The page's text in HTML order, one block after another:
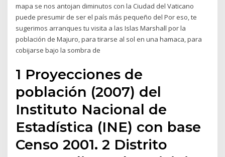
mapa se nos antojan diminutos con la Ciudad del Vaticano
puede presumir de ser el país más pequeño del Por eso, te
sugerimos arranques tu visita a las Islas Marshall por la
población de Majuro, para tirarse al sol en una hamaca, para
cobijarse bajo la sombra de
1 Proyecciones de
población (2007) del
Instituto Nacional de
Estadística (INE) con base
Censo 2001. 2 Distrito